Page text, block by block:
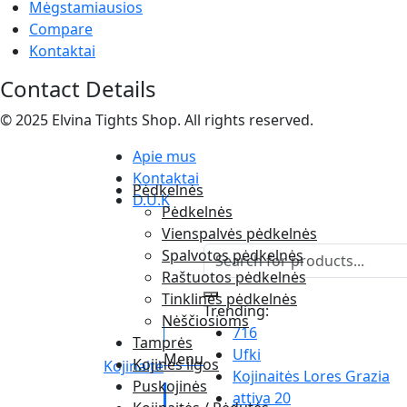
Mėgstamiausios
Compare
Kontaktai
Contact Details
© 2025 Elvina Tights Shop. All rights reserved.
Apie mus
Kontaktai
D.U.K
KojinaitėMenu
Trending:
716
Ufki
Kojinaitės Lores Grazia
attiva 20
Pėdkelnės
Pėdkelnės
Vienspalvės pėdkelnės
Spalvotos pėdkelnės
Raštuotos pėdkelnės
Tinklinės pėdkelnės
Nėščiosioms
Tamprės
Kojinės ilgos
Puskojinės